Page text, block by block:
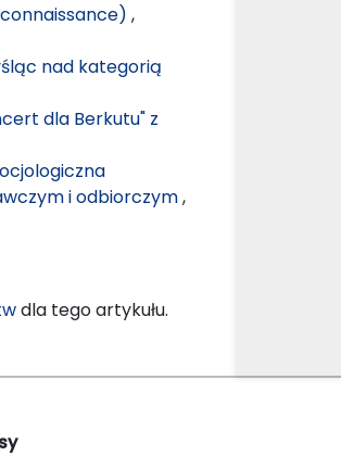
,
nad kategorią
dla Berkutu" z
i odbiorczym,
dla tego artykułu.